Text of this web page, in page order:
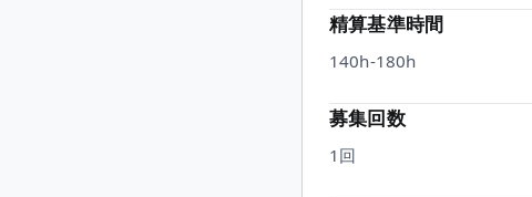
精算基準時間
140h-180h
募集回数
1回